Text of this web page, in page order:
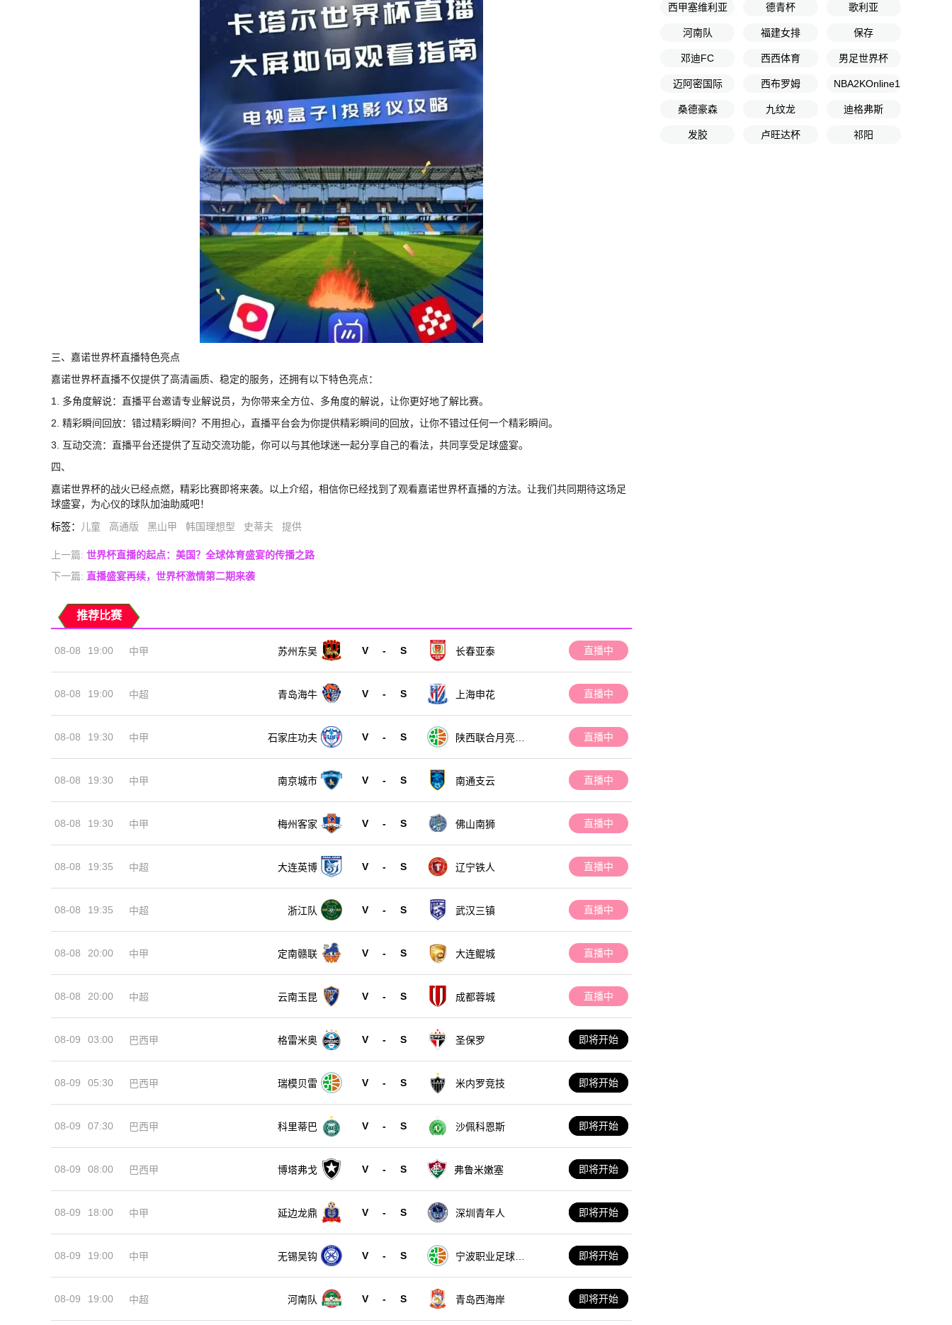
三、嘉诺世界杯直播特色亮点
嘉诺世界杯直播不仅提供了高清画质、稳定的服务，还拥有以下特色亮点：
1. 多角度解说：直播平台邀请专业解说员，为你带来全方位、多角度的解说，让你更好地了解比赛。
2. 精彩瞬间回放：错过精彩瞬间？不用担心，直播平台会为你提供精彩瞬间的回放，让你不错过任何一个精彩瞬间。
3. 互动交流：直播平台还提供了互动交流功能，你可以与其他球迷一起分享自己的看法，共同享受足球盛宴。
四、
嘉诺世界杯的战火已经点燃，精彩比赛即将来袭。以上介绍，相信你已经找到了观看嘉诺世界杯直播的方法。让我们共同期待这场足
球盛宴，为心仪的球队加油助威吧！
标签： 儿童 高通版 黑山甲 韩国理想型 史蒂夫 提供
上一篇: 世界杯直播的起点：美国？全球体育盛宴的传播之路
下一篇: 直播盛宴再续，世界杯激情第二期来袭
推荐比赛
08-08 19:00 中甲 苏州东吴 V - S 长春亚泰 直播中
08-08 19:00 中超 青岛海牛 V - S 上海申花 直播中
08-08 19:30 中甲 石家庄功夫 V - S
陕西联合月亮泊
直播中
08-08 19:30 中甲 南京城市 V - S 南通支云 直播中
08-08 19:30 中甲 梅州客家 V - S 佛山南狮 直播中
08-08 19:35 中超 大连英博 V - S 辽宁铁人 直播中
08-08 19:35 中超 浙江队 V - S 武汉三镇 直播中
08-08 20:00 中甲 定南赣联 V - S 大连鲲城 直播中
08-08 20:00 中超 云南玉昆 V - S 成都蓉城 直播中
08-09 03:00 巴西甲 格雷米奥 V - S 圣保罗 即将开始
08-09 05:30 巴西甲 瑞模贝雷 V - S 米内罗竞技 即将开始
08-09 07:30 巴西甲 科里蒂巴 V - S 沙佩科恩斯 即将开始
08-09 08:00 巴西甲 博塔弗戈 V - S 弗鲁米嫩塞 即将开始
08-09 18:00 中甲 延边龙鼎 V - S 深圳青年人 即将开始
08-09 19:00 中甲 无锡吴钩 V - S
宁波职业足球俱
即将开始
08-09 19:00 中超 河南队 V - S 青岛西海岸 即将开始
西甲塞维利亚 德青杯 歌利亚
河南队 福建女排 保存
邓迪FC 西西体育 男足世界杯
迈阿密国际 西布罗姆 NBA2KOnline12
桑德豪森 九纹龙 迪格弗斯
发胶 卢旺达杯 祁阳